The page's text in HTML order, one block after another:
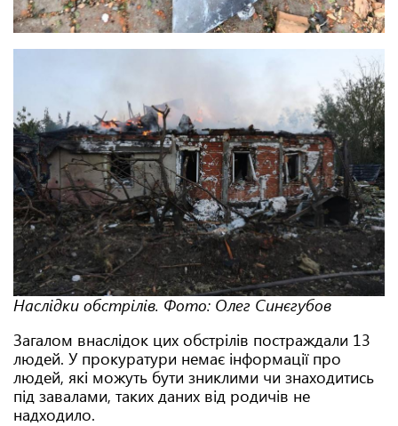
Наслідки обстрілів. Фото: Олег Синєгубов
Загалом внаслідок цих обстрілів постраждали 13
людей. У прокуратури немає інформації про
людей, які можуть бути зниклими чи знаходитись
під завалами, таких даних від родичів не
надходило.